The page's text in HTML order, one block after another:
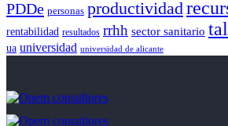
PDDe personas productividad
rentabilidad resultados rrhh sector sanitario
ua universidad universidad de alicante